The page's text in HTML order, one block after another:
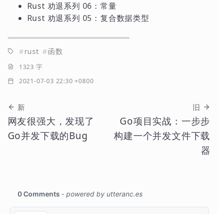
Rust 劝退系列 06：常量
Rust 劝退系列 05：复合数据类型
rust 函数
1323 字
2021-07-03 22:30 +0800
新
网友很强大，发现了
Go并发下载的Bug
旧
Go项目实战：一步步
构建一个并发文件下载
器